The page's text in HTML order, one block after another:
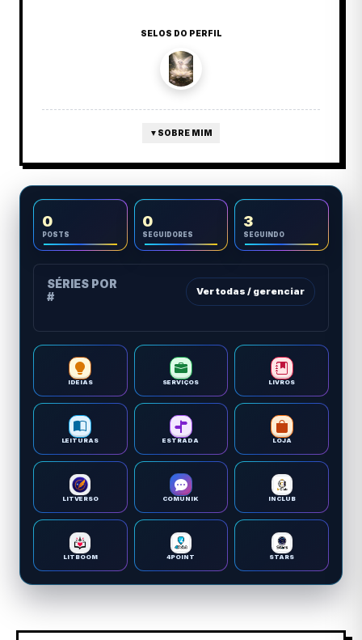
SELOS DO PERFIL
▼ SOBRE MIM
0
POSTS
0
SEGUIDORES
3
SEGUINDO
SÉRIES POR
#
Ver todas / gerenciar
IDEIAS SERVIÇOS LIVROS
LEITURAS ESTRADA LOJA
LITVERSO COMUNIK INCLUB
LITBOOM 4POINT STARS